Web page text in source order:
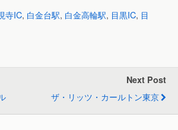
寺IC, 白金台駅, 白金高輪駅, 目黒IC, 目
Next Post
ザ・リッツ・カールトン東京